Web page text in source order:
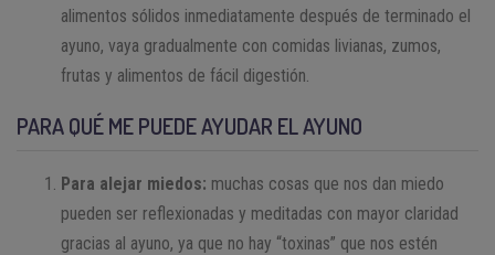
alimentos sólidos inmediatamente después de terminado el
ayuno, vaya gradualmente con comidas livianas, zumos,
frutas y alimentos de fácil digestión.
PARA QUÉ ME PUEDE AYUDAR EL AYUNO
Para alejar miedos: muchas cosas que nos dan miedo
pueden ser reflexionadas y meditadas con mayor claridad
gracias al ayuno, ya que no hay “toxinas” que nos estén